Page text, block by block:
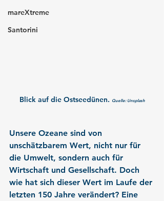
mareXtreme
Santorini
Blick auf die Ostseedünen. Quelle: Unsplash
Unsere Ozeane sind von
unschätzbarem Wert, nicht nur für
die Umwelt, sondern auch für
Wirtschaft und Gesellschaft. Doch
wie hat sich dieser Wert im Laufe der
letzten 150 Jahre verändert? Eine